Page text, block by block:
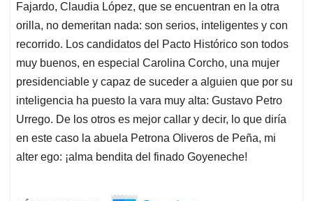
Fajardo, Claudia López, que se encuentran en la otra
orilla, no demeritan nada: son serios, inteligentes y con
recorrido. Los candidatos del Pacto Histórico son todos
muy buenos, en especial Carolina Corcho, una mujer
presidenciable y capaz de suceder a alguien que por su
inteligencia ha puesto la vara muy alta: Gustavo Petro
Urrego. De los otros es mejor callar y decir, lo que diría
en este caso la abuela Petrona Oliveros de Peña, mi
alter ego: ¡alma bendita del finado Goyeneche!